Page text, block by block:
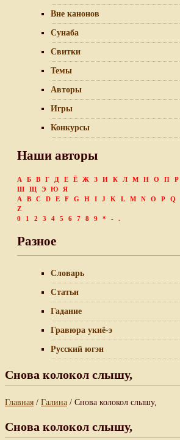
Вне канонов
Сунаба
Свитки
Темы
Авторы
Игры
Конкурсы
Наши авторы
А Б В Г Д Е Ё Ж З И К Л М Н О П Р
Ш
Щ Э Ю
Я
A
B C D E F G H I J K L M N O P Q
Z
0
1 2 3 4 5 6 7 8 9 * - .
Разное
Словарь
Статьи
Гадание
Гравюра укиё-э
Русский югэн
Снова колокол слышу,
Главная / Галина / Снова колокол слышу,
Снова колокол слышу,